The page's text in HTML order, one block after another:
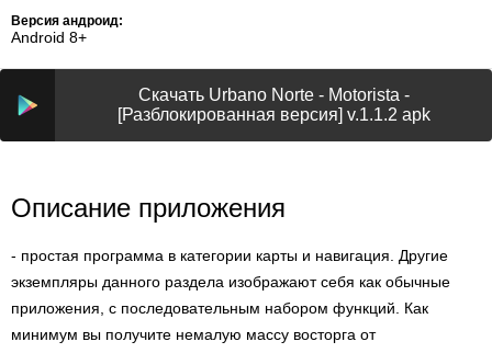
Версия андроид:
Android 8+
Скачать Urbano Norte - Motorista -
[Разблокированная версия] v.1.1.2 apk
Описание приложения
- простая программа в категории карты и навигация. Другие
экземпляры данного раздела изображают себя как обычные
приложения, с последовательным набором функций. Как
минимум вы получите немалую массу восторга от